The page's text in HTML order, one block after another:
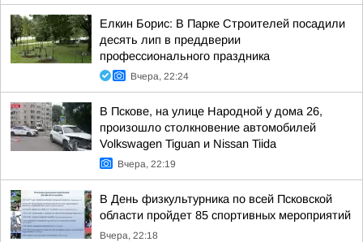
Елкин Борис: В Парке Строителей посадили
десять лип в преддверии
профессионального праздника
Вчера, 22:24
В Пскове, на улице Народной у дома 26,
произошло столкновение автомобилей
Volkswagen Tiguan и Nissan Tiida
Вчера, 22:19
В День физкультурника по всей Псковской
области пройдет 85 спортивных мероприятий
Вчера, 22:18